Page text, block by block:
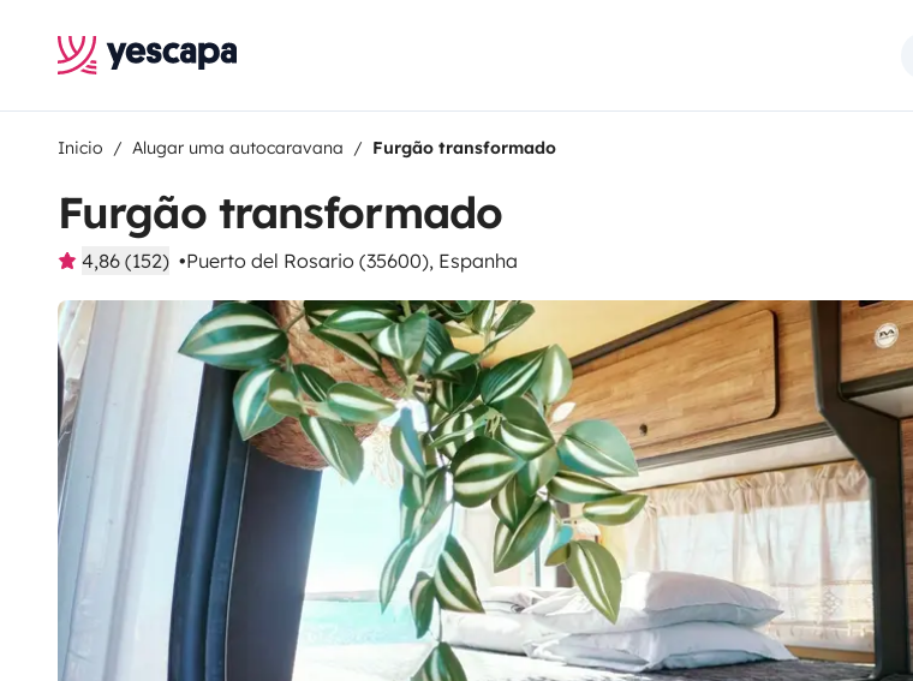
Inicio Alugar uma autocaravana Furgão transformado
Furgão transformado
4,86 (152) Puerto del Rosario (35600), Espanha